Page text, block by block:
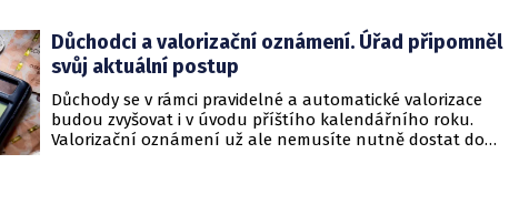
Důchodci a valorizační oznámení. Úřad připomněl
svůj aktuální postup
Důchody se v rámci pravidelné a automatické valorizace
budou zvyšovat i v úvodu příštího kalendářního roku.
Valorizační oznámení už ale nemusíte nutně dostat do